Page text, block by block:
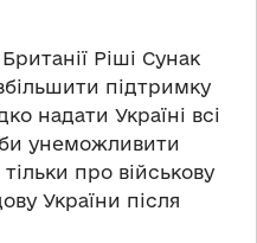
Ріші Сунак
підтримку
надати Україні всі
унеможливити
про військову
України після